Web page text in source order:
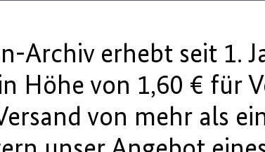
Archiv erhebt seit 1.
Höhe von 1,60 € für
von mehr als